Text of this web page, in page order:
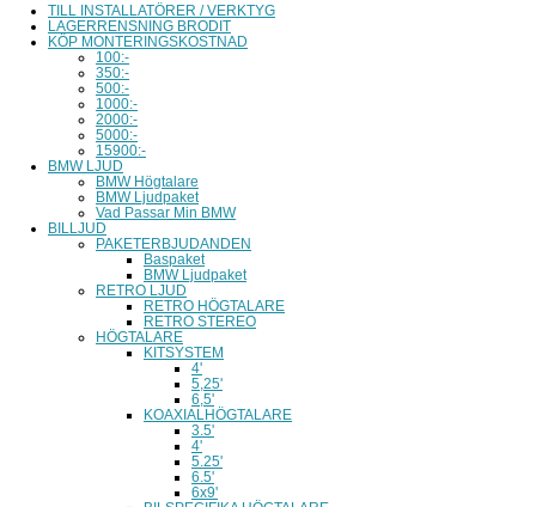
TILL INSTALLATÖRER / VERKTYG
LAGERRENSNING BRODIT
KÖP MONTERINGSKOSTNAD
100:-
350:-
500:-
1000:-
2000:-
5000:-
15900:-
BMW LJUD
BMW Högtalare
BMW Ljudpaket
Vad Passar Min BMW
BILLJUD
PAKETERBJUDANDEN
Baspaket
BMW Ljudpaket
RETRO LJUD
RETRO HÖGTALARE
RETRO STEREO
HÖGTALARE
KITSYSTEM
4'
5,25'
6,5'
KOAXIALHÖGTALARE
3.5'
4'
5.25'
6.5'
6x9'